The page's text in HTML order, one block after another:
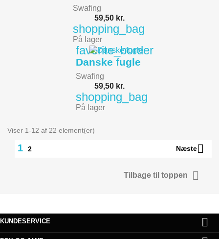
Swafing
59,50 kr.
shopping_bag
På lager
favorite_border
Danske fugle
Swafing
59,50 kr.
shopping_bag
På lager
Viser 1-12 af 22 element(er)
1 2 Næste
Tilbage til toppen 
KUNDESERVICE 